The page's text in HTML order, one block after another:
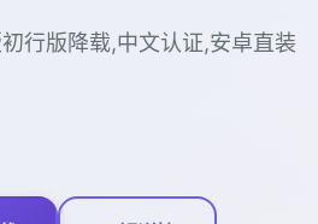
行版降载,中文认证,安卓直装